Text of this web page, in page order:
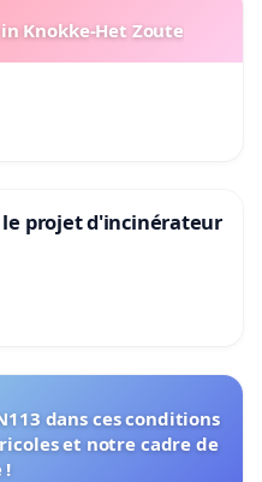
Knokke-Het Zoute
projet d'incinérateur
dans ces conditions
et notre cadre de
!